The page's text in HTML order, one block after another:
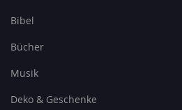
Bibel
Bücher
Musik
Deko & Geschenke